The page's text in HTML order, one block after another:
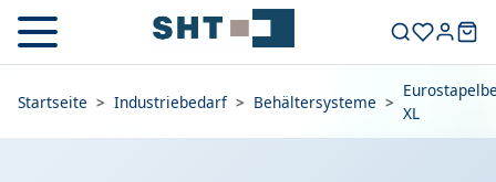
Startseite > Industriebedarf > Behältersysteme >
XL